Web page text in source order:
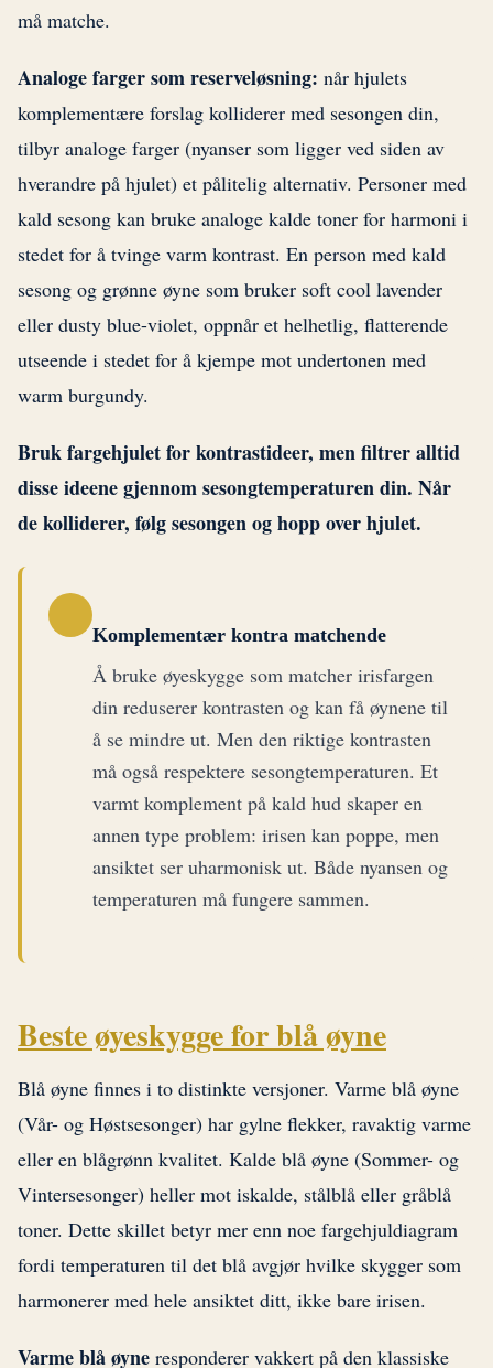
må matche.
Analoge farger som reserveløsning: når hjulets
komplementære forslag kolliderer med sesongen din,
tilbyr analoge farger (nyanser som ligger ved siden av
hverandre på hjulet) et pålitelig alternativ. Personer med
kald sesong kan bruke analoge kalde toner for harmoni i
stedet for å tvinge varm kontrast. En person med kald
sesong og grønne øyne som bruker soft cool lavender
eller dusty blue-violet, oppnår et helhetlig, flatterende
utseende i stedet for å kjempe mot undertonen med
warm burgundy.
Bruk fargehjulet for kontrastideer, men filtrer alltid
disse ideene gjennom sesongtemperaturen din. Når
de kolliderer, følg sesongen og hopp over hjulet.
Komplementær kontra matchende
Å bruke øyeskygge som matcher irisfargen
din reduserer kontrasten og kan få øynene til
å se mindre ut. Men den riktige kontrasten
må også respektere sesongtemperaturen. Et
varmt komplement på kald hud skaper en
annen type problem: irisen kan poppe, men
ansiktet ser uharmonisk ut. Både nyansen og
temperaturen må fungere sammen.
Beste øyeskygge for blå øyne
Blå øyne finnes i to distinkte versjoner. Varme blå øyne
(Vår- og Høstsesonger) har gylne flekker, ravaktig varme
eller en blågrønn kvalitet. Kalde blå øyne (Sommer- og
Vintersesonger) heller mot iskalde, stålblå eller gråblå
toner. Dette skillet betyr mer enn noe fargehjuldiagram
fordi temperaturen til det blå avgjør hvilke skygger som
harmonerer med hele ansiktet ditt, ikke bare irisen.
Varme blå øyne responderer vakkert på den klassiske